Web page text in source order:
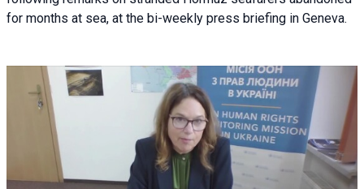
for months at sea, at the bi-weekly press briefing in Geneva.